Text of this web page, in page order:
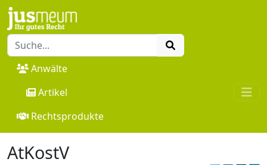
Anwälte
Artikel
Rechtsprodukte
AtKostV